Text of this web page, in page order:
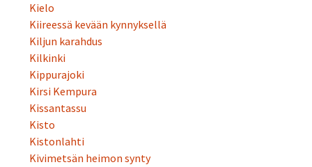
Kielo
Kiireessä kevään kynnyksellä
Kiljun karahdus
Kilkinki
Kippurajoki
Kirsi Kempura
Kissantassu
Kisto
Kistonlahti
Kivimetsän heimon synty